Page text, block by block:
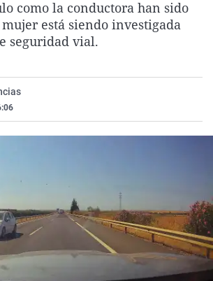
La rosa de los vientos
Gente viajera
Caso
Retornados
Extremadura
Virales
como la conductora han sido
está siendo investigada
seguridad vial.